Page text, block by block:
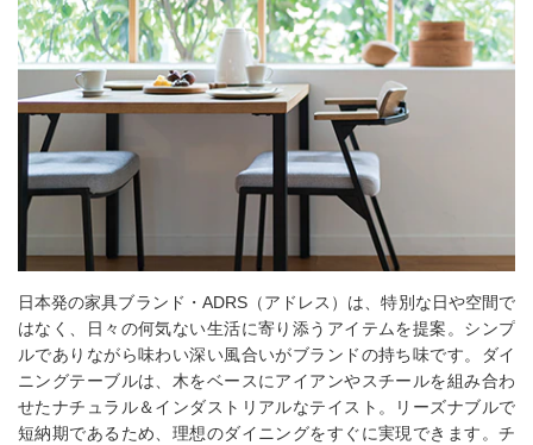
日本発の家具ブランド・ADRS（アドレス）は、特別な日や空間で
はなく、日々の何気ない生活に寄り添うアイテムを提案。シンプ
ルでありながら味わい深い風合いがブランドの持ち味です。ダイ
ニングテーブルは、木をベースにアイアンやスチールを組み合わ
せたナチュラル＆インダストリアルなテイスト。リーズナブルで
短納期であるため、理想のダイニングをすぐに実現できます。チ